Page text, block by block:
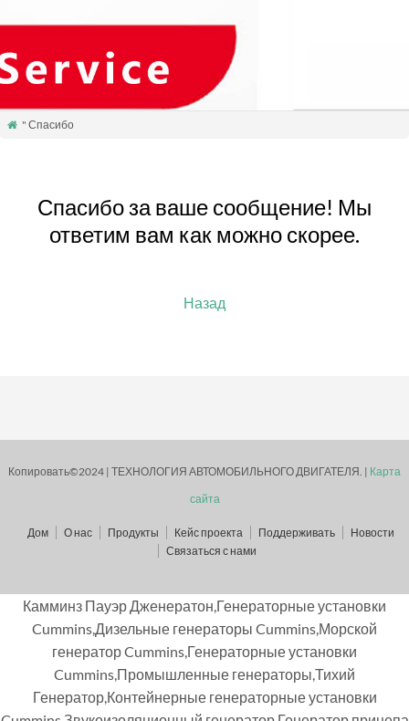
 " Спасибо
Спасибо за ваше сообщение! Мы
ответим вам как можно скорее.
Назад
Копировать©2024 | ТЕХНОЛОГИЯ АВТОМОБИЛЬНОГО ДВИГАТЕЛЯ. | Карта
сайта
Дом О нас Продукты Кейс проекта Поддерживать
Новости
Связаться с нами
Камминз Пауэр Дженератон,Генераторные установки
Cummins,Дизельные генераторы Cummins,Морской
генератор Cummins,Генераторные установки
Cummins,Промышленные генераторы,Тихий
Генератор,Контейнерные генераторные установки